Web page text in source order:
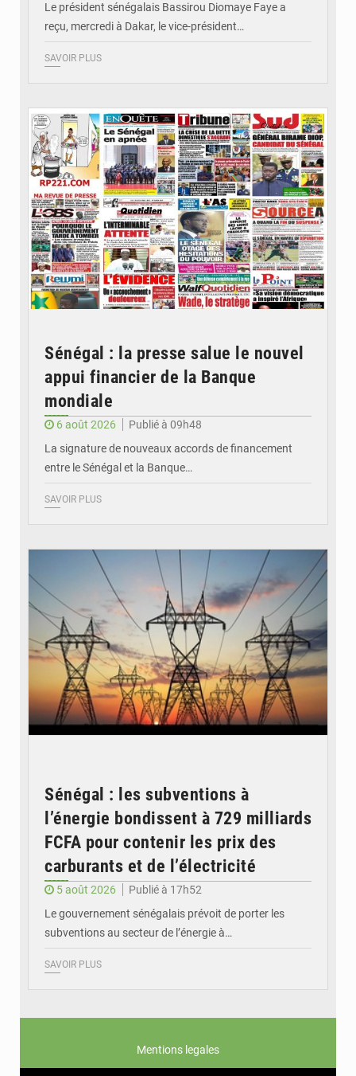
Le président sénégalais Bassirou Diomaye Faye a
reçu, mercredi à Dakar, le vice-président…
SAVOIR PLUS
Sénégal : la presse salue le nouvel
appui financier de la Banque
mondiale
6 août 2026
Publié à 09h48
La signature de nouveaux accords de financement
entre le Sénégal et la Banque…
SAVOIR PLUS
Sénégal : les subventions à
l’énergie bondissent à 729 milliards
FCFA pour contenir les prix des
carburants et de l’électricité
5 août 2026
Publié à 17h52
Le gouvernement sénégalais prévoit de porter les
subventions au secteur de l’énergie à…
SAVOIR PLUS
Mentions legales